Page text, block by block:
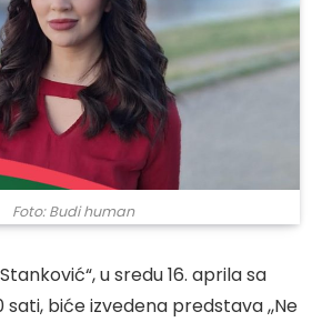
Foto: Budi human
u sredu 16. aprila sa
biće izvedena predstava ,,Ne